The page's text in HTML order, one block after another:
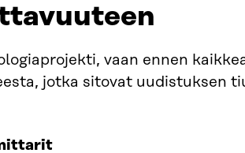
vaan ennen
jotka sitovat uudistuksen